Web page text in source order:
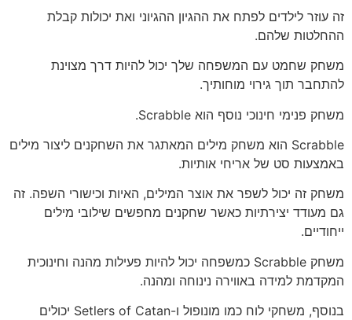
זה עוזר לילדים לפתח את ההגיון ההגיוני ואת יכולות קבלת
ההחלטות שלהם.
משחק שחמט עם המשפחה שלך יכול להיות דרך מצוינת
להתחבר תוך גירוי מוחותיך.
משחק פנימי חינוכי נוסף הוא Scrabble.
Scrabble הוא משחק מילים המאתגר את השחקנים ליצור מילים
באמצעות סט של אריחי אותיות.
משחק זה יכול לשפר את אוצר המילים, האיות וכישורי השפה. זה
גם מעודד יצירתיות כאשר שחקנים מחפשים שילובי מילים
ייחודיים.
משחק Scrabble כמשפחה יכול להיות פעילות מהנה וחינוכית
המקדמת למידה באווירה נינוחה ומהנה.
בנוסף, משחקי לוח כמו מונופול ו-Setlers of Catan יכולים